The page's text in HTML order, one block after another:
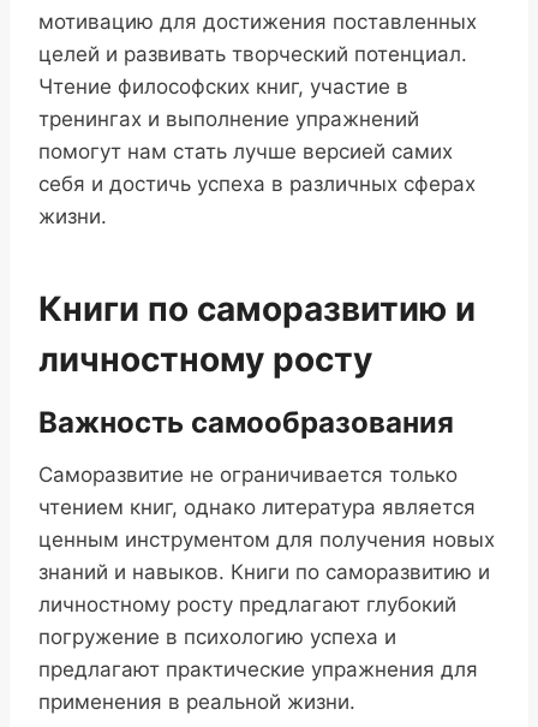
мотивацию для достижения поставленных
целей и развивать творческий потенциал.
Чтение философских книг, участие в
тренингах и выполнение упражнений
помогут нам стать лучше версией самих
себя и достичь успеха в различных сферах
жизни.
Книги по саморазвитию и
личностному росту
Важность самообразования
Саморазвитие не ограничивается только
чтением книг, однако литература является
ценным инструментом для получения новых
знаний и навыков. Книги по саморазвитию и
личностному росту предлагают глубокий
погружение в психологию успеха и
предлагают практические упражнения для
применения в реальной жизни.